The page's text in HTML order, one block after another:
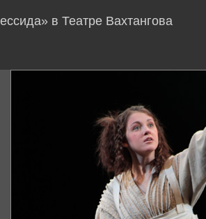
в Театре Вахтангова